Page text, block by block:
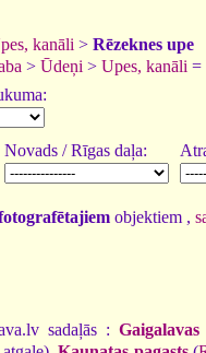
kanāli > Rēzeknes upe
> Ūdeņi > Upes, kanāli =
Novads / Rīgas daļa:
objektiem ,
sadaļās : Gaigalavas